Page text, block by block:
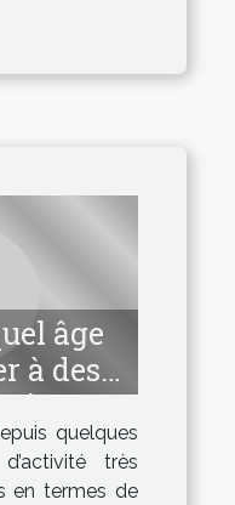
âge
à des
?
quelques
très
en termes de